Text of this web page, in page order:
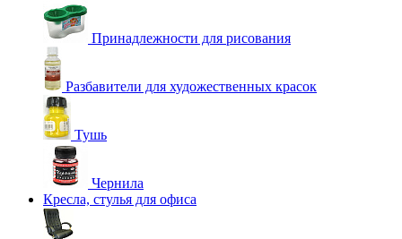
Принадлежности для рисования
Разбавители для художественных красок
Тушь
Чернила
Кресла, стулья для офиса